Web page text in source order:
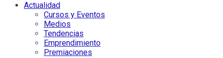
Actualidad
Cursos y Eventos
Medios
Tendencias
Emprendimiento
Premiaciones